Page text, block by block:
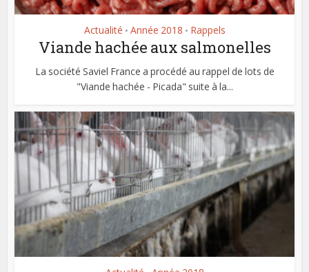
Actualité • Année 2018 • Rappels
Viande hachée aux salmonelles
La société Saviel France a procédé au rappel de lots de
"Viande hachée - Picada" suite à la...